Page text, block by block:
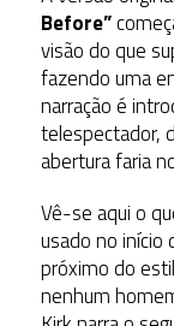
Before”
visão do que
fazendo uma
narração é
telespectador,
abertura faria
Vê-se aqui o
usado no início
próximo do
nenhum